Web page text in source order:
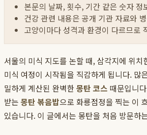
본문의 날짜, 횟수, 기간 같은 숫자
건강 관련 내용은 공개 기관 자료와
고양이마다 성격과 환경이 다르므로
서울의 미식 지도를 논할 때, 삼각지에 위
미식 여정이 시작됨을 직감하게 됩니다. 많
밀하게 계산된 완벽한몽탄 코스 때문입니
받는 몽탄 볶음밥으로 화룡점정을 찍는 이
있습니다. 이 글에서는 몽탄을 처음 방문